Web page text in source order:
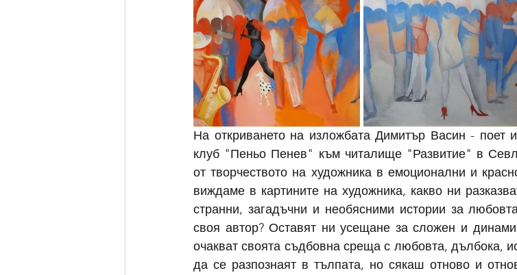
На откриването на изложбата Димитър Васин - поет
клуб "Пеньо Пенев" към читалище "Развитие" в
от творчеството на художника в емоционални и
виждаме в картините на художника, какво ни
странни, загадъчни и необясними истории за
своя автор? Оставят ни усещане за сложен и
очакват своята съдбовна среща с любовта, дълбока,
да се разпознаят в тълпата, но сякаш отново и